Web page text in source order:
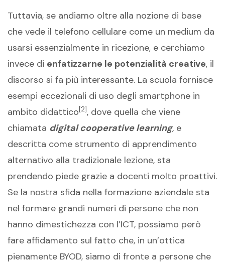
Tuttavia, se andiamo oltre alla nozione di base
che vede il telefono cellulare come un medium da
usarsi essenzialmente in ricezione, e cerchiamo
invece di enfatizzarne le potenzialità creative, il
discorso si fa più interessante. La scuola fornisce
esempi eccezionali di uso degli smartphone in
ambito didattico[2], dove quella che viene
chiamata digital cooperative learning, e
descritta come strumento di apprendimento
alternativo alla tradizionale lezione, sta
prendendo piede grazie a docenti molto proattivi.
Se la nostra sfida nella formazione aziendale sta
nel formare grandi numeri di persone che non
hanno dimestichezza con l’ICT, possiamo però
fare affidamento sul fatto che, in un’ottica
pienamente BYOD, siamo di fronte a persone che